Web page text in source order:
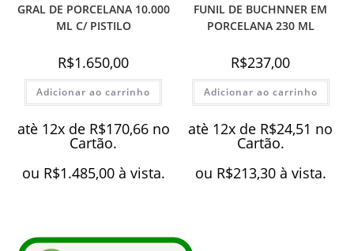
GRAL DE PORCELANA 10.000
ML C/ PISTILO
R$1.650,00
Adicionar ao carrinho
atè 12x de R$170,66 no
Cartão.
ou R$1.485,00 à vista.
FUNIL DE BUCHNNER EM
PORCELANA 230 ML
R$237,00
Adicionar ao carrinho
atè 12x de R$24,51 no
Cartão.
ou R$213,30 à vista.